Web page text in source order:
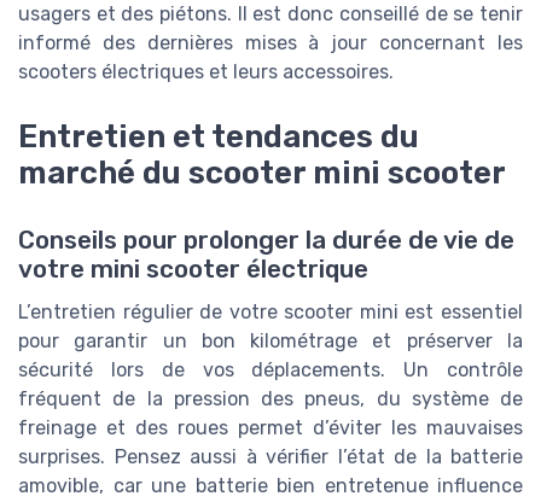
usagers et des piétons. Il est donc conseillé de se tenir
informé des dernières mises à jour concernant les
scooters électriques et leurs accessoires.
Entretien et tendances du
marché du scooter mini scooter
Conseils pour prolonger la durée de vie de
votre mini scooter électrique
L’entretien régulier de votre scooter mini est essentiel
pour garantir un bon kilométrage et préserver la
sécurité lors de vos déplacements. Un contrôle
fréquent de la pression des pneus, du système de
freinage et des roues permet d’éviter les mauvaises
surprises. Pensez aussi à vérifier l’état de la batterie
amovible, car une batterie bien entretenue influence